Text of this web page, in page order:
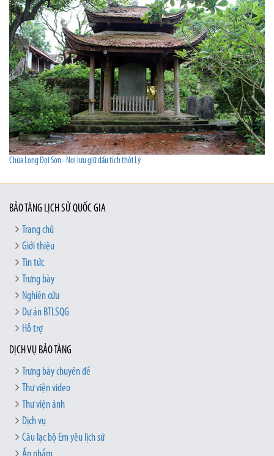
Chùa Long Đọi Sơn - Nơi lưu giữ dấu tích thời Lý
BẢO TÀNG LỊCH SỬ QUỐC GIA
Trang chủ
Giới thiệu
Tin tức
Trưng bày
Nghiên cứu
Dự án BTLSQG
Hỗ trợ
DỊCH VỤ BẢO TÀNG
Trưng bày chuyên đề
Thư viện video
Thư viện ảnh
Dịch vụ
Câu lạc bộ Em yêu lịch sử